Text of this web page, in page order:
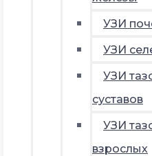
УЗИ
УЗИ
УЗИ
суставов
УЗИ
взрослых